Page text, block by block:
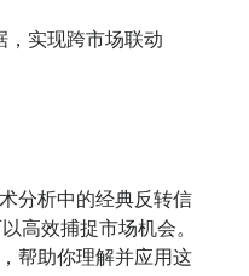
，实现跨市场联动
分析中的经典反转信
高效捕捉市场机会。
帮助你理解并应用这